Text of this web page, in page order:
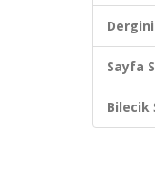
Sayfa
Bilecik